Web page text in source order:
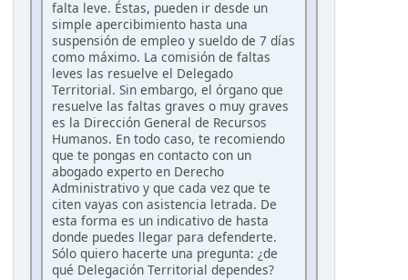
falta leve. Éstas, pueden ir desde un
simple apercibimiento hasta una
suspensión de empleo y sueldo de 7 días
como máximo. La comisión de faltas
leves las resuelve el Delegado
Territorial. Sin embargo, el órgano que
resuelve las faltas graves o muy graves
es la Dirección General de Recursos
Humanos. En todo caso, te recomiendo
que te pongas en contacto con un
abogado experto en Derecho
Administrativo y que cada vez que te
citen vayas con asistencia letrada. De
esta forma es un indicativo de hasta
donde puedes llegar para defenderte.
Sólo quiero hacerte una pregunta: ¿de
qué Delegación Territorial dependes?